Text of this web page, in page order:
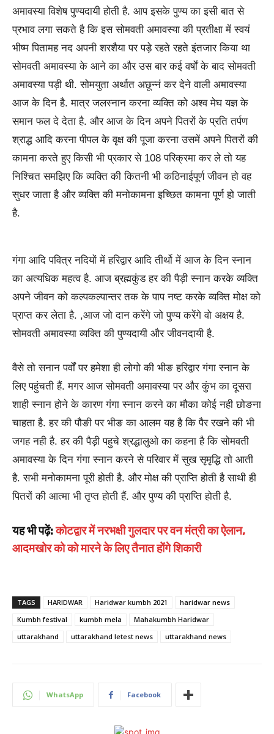
अमावस्या विशेष पुण्यदायी होती है. आप इसके पुण्य का इसी बात से
प्रभाव लगा सकते है कि इस सोमवती अमावस्या की प्रतीक्षा में स्वयं
भीष्म पितामह नद अपनी शरशैया पर पड़े रहते रहते इंतजार किया था
सोमवती अमावस्या के आने का और उस बार कई वर्षों के बाद सोमवती
अमावस्या पड़ी थी. सोमयुता अर्थात अछून्नं कर देने वाली अमावस्या
आज के दिन है. मात्र जलस्नान करना व्यक्ति को अश्व मेघ यज्ञ के
समान फल दे देता है. और आज के दिन अपने पितरों के प्रति तर्पण
श्राद्ध आदि करना पीपल के वृक्ष की पूजा करना उसमें अपने पितरों की
कामना करते हुए किसी भी प्रकार से 108 परिक्रमा कर ले तो यह
निश्चित समझिए कि व्यक्ति की कितनी भी कठिनाईपूर्ण जीवन हो वह
सुधर जाता है और व्यक्ति की मनोकामना इच्छित कामना पूर्ण हो जाती
है.
गंगा आदि पवित्र नदियों में हरिद्वार आदि तीर्थो में आज के दिन स्नान
का अत्यधिक महत्व है. आज ब्रह्मकुंड हर की पैड़ी स्नान करके व्यक्ति
अपने जीवन को कल्पकल्पान्तर तक के पाप नष्ट करके व्यक्ति मोक्ष को
प्राप्त कर लेता है. ,आज जो दान करेंगे जो पुण्य करेंगे वो अक्षय है.
सोमवती अमावस्या व्यक्ति की पुण्यदायी और जीवनदायी है.
वैसे तो सनान पर्वों पर हमेशा ही लोगो की भीङ हरिद्वार गंगा स्नान के
लिए पहुंचती हैं. मगर आज सोमवती अमावस्या पर और कुंभ का दूसरा
शाही स्नान होने के कारण गंगा स्नान करने का मौका कोई नही छोङना
चाहता है. हर की पौङी पर भीङ का आलम यह है कि पैर रखने की भी
जगह नही है. हर की पैड़ी पहुचे श्रद्धालुओ का कहना है कि सोमवती
अमावस्या के दिन गंगा स्नान करने से परिवार में सुख सृमृद्धि तो आती
है. सभी मनोकामना पूरी होती है. और मोक्ष की प्राप्ति होती है साथी ही
पितरों की आत्मा भी तृप्त होती हैं. और पुण्य की प्राप्ति होती है.
यह भी पढ़ें:कोटद्वार में नरभक्षी गुलदार पर वन मंत्री का ऐलान,
आदमखोर को को मारने के लिए तैनात होंगे शिकारी
TAGS HARIDWAR Haridwar kumbh 2021
haridwar news
Kumbh festival
kumbh mela
Mahakumbh Haridwar
uttarakhand
uttarakhand letest news uttarakhand news
WhatsApp Facebook